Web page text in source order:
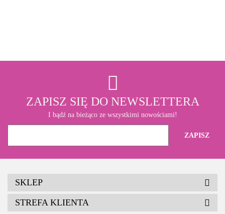
ZAPISZ SIĘ DO NEWSLETTERA
I bądź na bieżąco ze wszystkimi nowościami!
SKLEP
STREFA KLIENTA